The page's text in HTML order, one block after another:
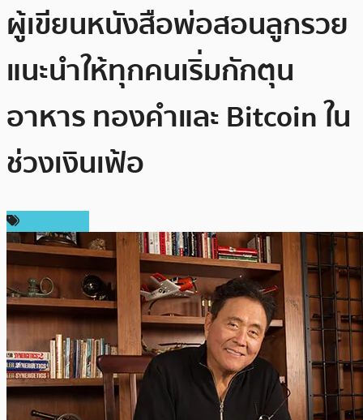
ผู้เขียนหนังสือพ่อสอนลูกรวย
แนะนำให้ทุกคนเริ่มกักตุน
อาหาร ทองคำและ Bitcoin ใน
ช่วงเงินเฟ้อ